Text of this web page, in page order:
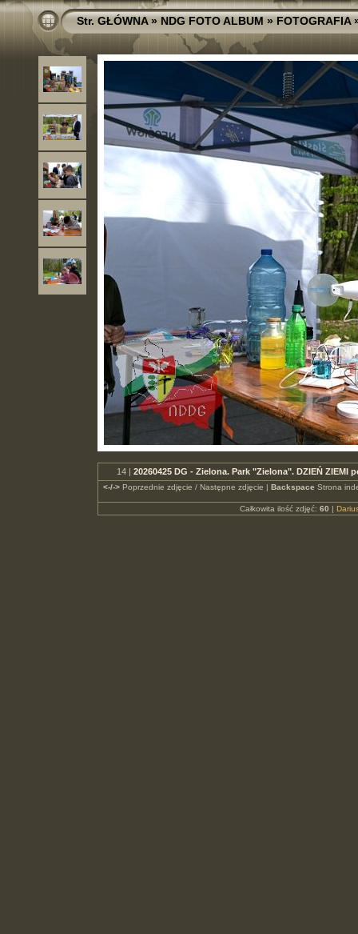
Str. GŁÓWNA»NDG FOTO ALBUM»FOTOGRAFIA
14 | 20260425 DG - Zielona. Park "Zielona". DZIEŃ ZIEMI
<-/->Poprzednie zdjęcie / Następne zdjęcie | Backspace Strona
Całkowita ilość zdjęć: 60 |